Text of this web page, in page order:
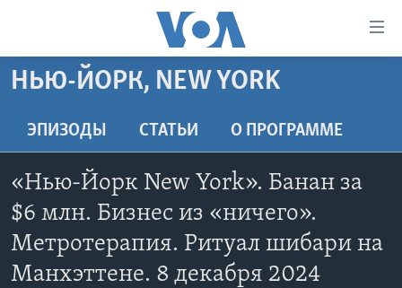
Перейти
на
контент
основной
навигации
Перейти
ПРОГРАММЫ
НОВОСТИ ЗА МИНУТУ
ПОЧЕМУ ЭТО ВАЖНО?
УЧИМ АНГЛИЙСКИЙ
А КАК В АМЕРИКЕ?
ЭКСПЕРТИЗА
ИНТЕРВЬЮ
ФАКТЫ ПРОТИВ ФЕЙКОВ
НЬЮ-ЙОРК, NEW YORK
ЭПИЗОДЫ СТАТЬИ O ПРОГРАММЕ
«Нью-Йорк New York». Банан за
$6 млн. Бизнес из «ничего».
Метротерапия. Ритуал шибари на
Манхэттене. 8 декабря 2024